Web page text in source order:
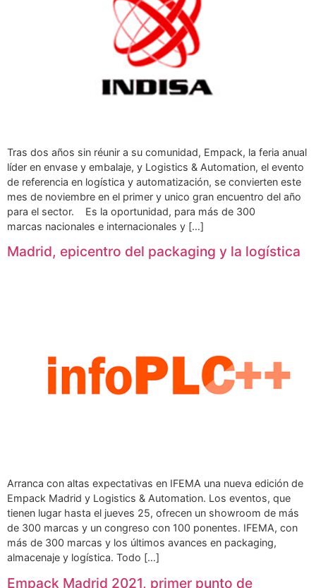
Tras dos años sin réunir a su comunidad, Empack, la feria anual
líder en envase y embalaje, y Logistics & Automation, el evento
de referencia en logística y automatización, se convierten este
mes de noviembre en el primer y unico gran encuentro del año
para el sector. Es la oportunidad, para más de 300
marcas nacionales e internacionales y […]
Madrid, epicentro del packaging y la logística
Arranca con altas expectativas en IFEMA una nueva edición de
Empack Madrid y Logistics & Automation. Los eventos, que
tienen lugar hasta el jueves 25, ofrecen un showroom de más
de 300 marcas y un congreso con 100 ponentes. IFEMA, con
más de 300 marcas y los últimos avances en packaging,
almacenaje y logística. Todo […]
Empack Madrid 2021, primer punto de